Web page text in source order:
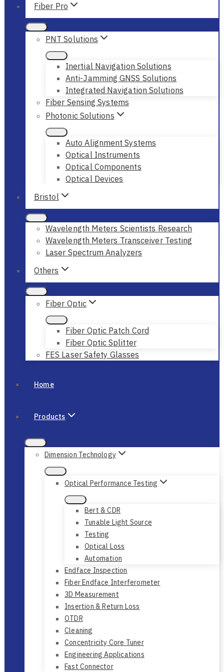
Fiber Pro
PNT Solutions
Inertial Navigation Solutions
Anti-Jamming GNSS Solutions
Integrated Navigation Solutions
Fiber Sensing Systems
Photonic Solutions
Auto Alignment Systems
Optical Instruments
Optical Components
Optical Devices
Bristol
Wavelength Meters Scientists Research
Wavelength Meters Transceiver Testing
Laser Spectrum Analyzers
Others
Fiber Optic
Fiber Optic Patch Cord
Fiber Optic Splitter
FES Laser Safety Glasses
Home
Products
Dimension Technology
Optical Performance Testing
Bert & CDR
Tunable Light Source
Testing
Optical Loss
Automation
Endface Inspection
Fiber Endface Interferometer
3D Measurement
Insertion & Return Loss
OTDR
Cleaning
Concentricity Core Tuner
Engineering Applications
Fast Connector